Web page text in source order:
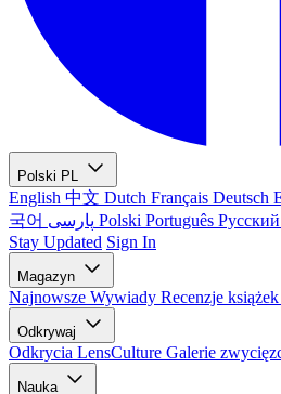
Polski PL
English 中文 Dutch Français Deutsch
국어
Polski Português Русский
Stay Updated Sign In
Magazyn
Najnowsze Wywiady Recenzje książek
Odkrywaj
Odkrycia LensCulture Galerie
Nauka